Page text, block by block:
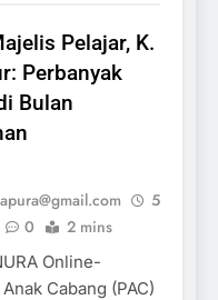
Pelajar, K.
Perbanyak
Bulan
5
0 2 mins
Online-
Cabang (PAC)